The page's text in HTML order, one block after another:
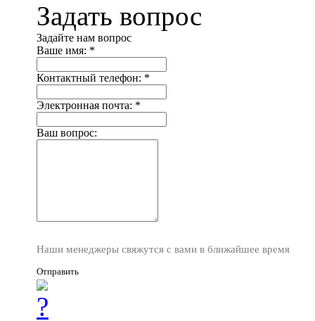
Задать вопрос
Задайте нам вопрос
Ваше имя: *
Контактный телефон: *
Электронная почта: *
Ваш вопрос:
Наши менеджеры свяжутся с вами в ближайшее время
Отправить